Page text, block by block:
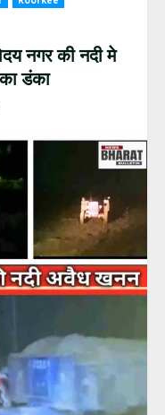
नगर की नदी मे
डंका